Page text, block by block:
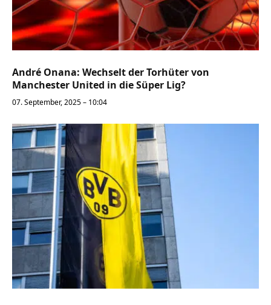
André Onana: Wechselt der Torhüter von
Manchester United in die Süper Lig?
07. September, 2025 – 10:04